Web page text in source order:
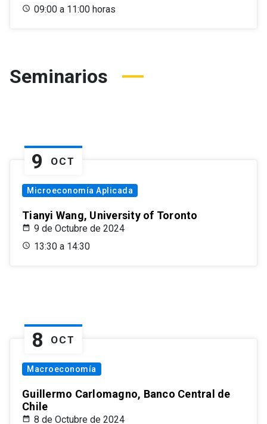
09:00 a 11:00 horas
Seminarios
9 OCT
Microeconomía Aplicada
Tianyi Wang, University of Toronto
9 de Octubre de 2024
13:30 a 14:30
8 OCT
Macroeconomía
Guillermo Carlomagno, Banco Central de
Chile
8 de Octubre de 2024